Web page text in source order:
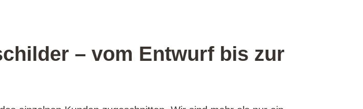
– vom Entwurf bis zur